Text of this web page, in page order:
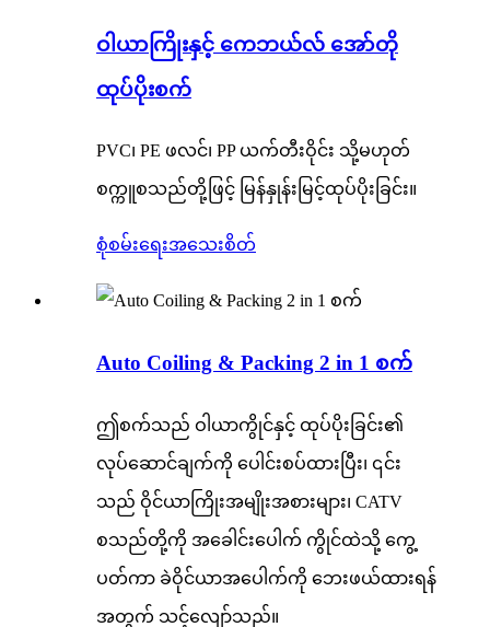
ဝါယာကြိုးနှင့် ကေဘယ်လ် အော်တို
ထုပ်ပိုးစက်
PVC၊ PE ဖလင်၊ PP ယက်တီးဝိုင်း သို့မဟုတ်
စက္ကူစသည်တို့ဖြင့် မြန်နှုန်းမြင့်ထုပ်ပိုးခြင်း။
စုံစမ်းရေးအသေးစိတ်
Auto Coiling & Packing 2 in 1 စက်
ဤစက်သည် ဝါယာကွိုင်နှင့် ထုပ်ပိုးခြင်း၏
လုပ်ဆောင်ချက်ကို ပေါင်းစပ်ထားပြီး၊ ၎င်း
သည် ဝိုင်ယာကြိုးအမျိုးအစားများ၊ CATV
စသည်တို့ကို အခေါင်းပေါက် ကွိုင်ထဲသို့ ကွေ့
ပတ်ကာ ခဲဝိုင်ယာအပေါက်ကို ဘေးဖယ်ထားရန်
အတွက် သင့်လျော်သည်။